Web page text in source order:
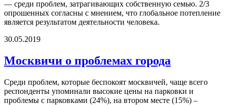
— среди проблем, затрагивающих собственную семью. 2/3
опрошенных согласны с мнением, что глобальное потепление
является результатом деятельности человека.
30.05.2019
Москвичи о проблемах города
Среди проблем, которые беспокоят москвичей, чаще всего
респонденты упоминали высокие цены на парковки и
проблемы с парковками (24%), на втором месте (15%) –